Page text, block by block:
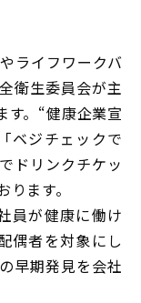
ライフワークバ
衛生委員会が主
す。“健康企業宣
ベジチェックで
ドリンクチケッ
ます。
員が健康に働け
偶者を対象にし
早期発見を会社